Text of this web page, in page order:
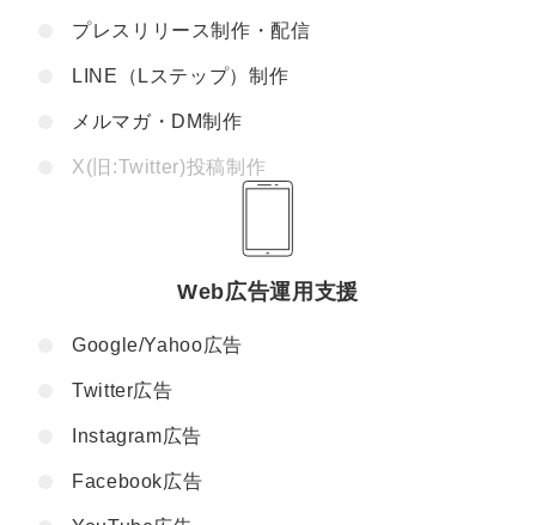
プレスリリース制作・配信
LINE（Lステップ）制作
メルマガ・DM制作
X(旧:Twitter)投稿制作
Web広告運用支援
Google/Yahoo広告
Twitter広告
Instagram広告
Facebook広告